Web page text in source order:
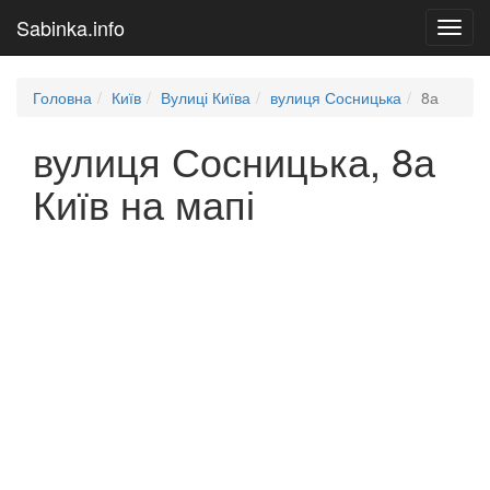
Sabinka.info
Головна Київ Вулиці Київа вулиця Сосницька 8а
вулиця Сосницька, 8а
Київ на мапі